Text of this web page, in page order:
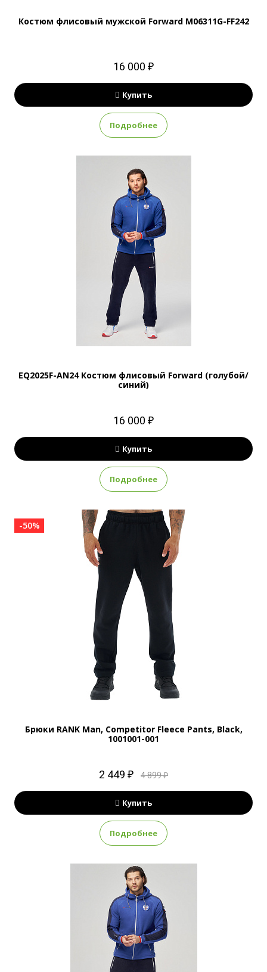
Костюм флисовый мужской Forward M06311G-FF242
16 000 ₽
Купить
Подробнее
EQ2025F-AN24 Костюм флисовый Forward (голубой/
синий)
16 000 ₽
Купить
Подробнее
-50%
Брюки RANK Man, Competitor Fleece Pants, Black,
1001001-001
2 449 ₽ 4 899 ₽
Купить
Подробнее